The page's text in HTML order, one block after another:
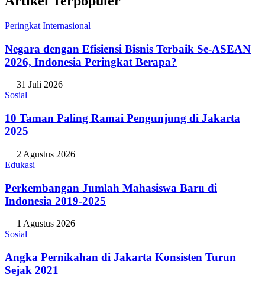
Peringkat Internasional
Negara dengan Efisiensi Bisnis Terbaik Se-ASEAN
2026, Indonesia Peringkat Berapa?
31 Juli 2026
Sosial
10 Taman Paling Ramai Pengunjung di Jakarta
2025
2 Agustus 2026
Edukasi
Perkembangan Jumlah Mahasiswa Baru di
Indonesia 2019-2025
1 Agustus 2026
Sosial
Angka Pernikahan di Jakarta Konsisten Turun
Sejak 2021